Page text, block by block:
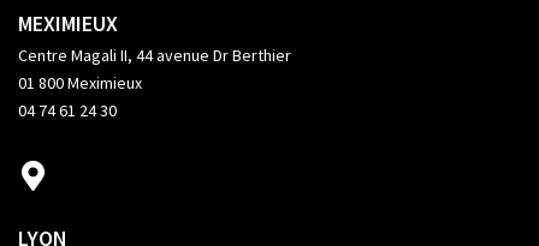
MEXIMIEUX
Centre Magali II, 44 avenue Dr Berthier
01 800 Meximieux
04 74 61 24 30
LYON